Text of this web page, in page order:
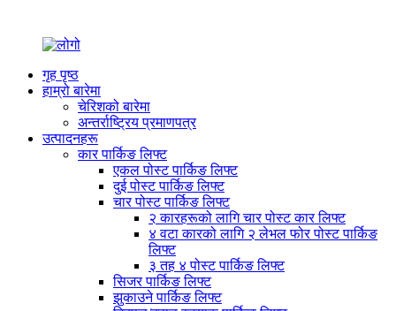
गृह पृष्ठ
हाम्रो बारेमा
चेरिशको बारेमा
अन्तर्राष्ट्रिय प्रमाणपत्र
उत्पादनहरू
कार पार्किङ लिफ्ट
एकल पोस्ट पार्किङ लिफ्ट
दुई पोस्ट पार्किङ लिफ्ट
चार पोस्ट पार्किङ लिफ्ट
२ कारहरूको लागि चार पोस्ट कार लिफ्ट
४ वटा कारको लागि २ लेभल फोर पोस्ट पार्किङ
लिफ्ट
३ तह ४ पोस्ट पार्किङ लिफ्ट
सिजर पार्किङ लिफ्ट
झुकाउने पार्किङ लिफ्ट